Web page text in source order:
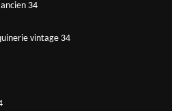
34
vintage 34